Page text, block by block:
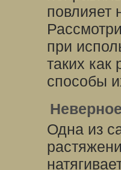
повлияет
при
таких как
способы
Одна из